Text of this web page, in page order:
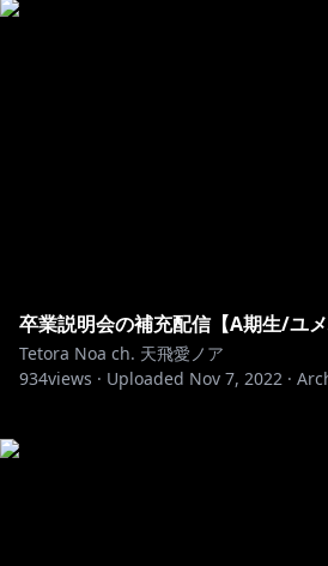
卒業説明会の補充配信【A期生/ユメ
Tetora Noa ch. 天飛愛ノア
934views · Uploaded Nov 7, 2022 ·